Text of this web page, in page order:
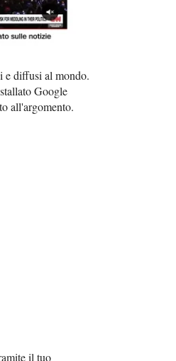
e diffusi al mondo.
Google
all'argomento.
il tuo